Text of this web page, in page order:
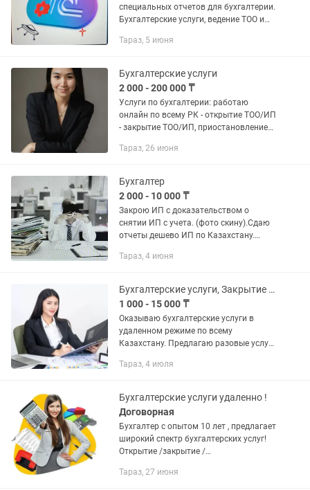
специальных отчетов для бухгалтерии.
Бухгалтерские услуги, ведение ТОО и
1С,консультация по вопросам
Сдача...
Тараз, 5 июня
Бухгалтерские услуги
2 000 - 200 000 ₸
Услуги по бухгалтерии: работаю
онлайн по всему РК - открытие ТОО/ИП
- закрытие ТОО/ИП, приостановление
сопровождение бизнеса - расчет
Тараз, 26 июня
Бухгалтер
2 000 - 10 000 ₸
Закрою ИП с доказательством о
снятии ИП с учета. (фото скину).Сдаю
отчеты дешево ИП по Казахстану.
разных ситуациях. Закрытие ИП от
Тараз, 4 июня
Бухгалтерские услуги, Закрытие ИП, ТОО, ЭСФ, АВР, Декларация, Отчеты
1 000 - 15 000 ₸
Оказываю бухгалтерские услуги в
удаленном режиме по всему
Казахстану. Предлагаю разовые услуги
Открытие/Приостановление/
СНТ,...
Тараз, 4 июля
Бухгалтерские услуги удаленно !
Договорная
Бухгалтер с опытом 10 лет , предлагает
широкий спектр бухгалтерских услуг!
Открытие /закрытие /
Разовые услуги ( авр , счет на оплату ,
Тараз, 27 июня